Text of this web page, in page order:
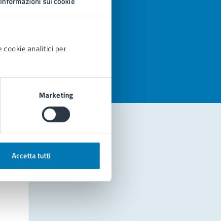
cookie analitici per
Marketing
Accetta tutti